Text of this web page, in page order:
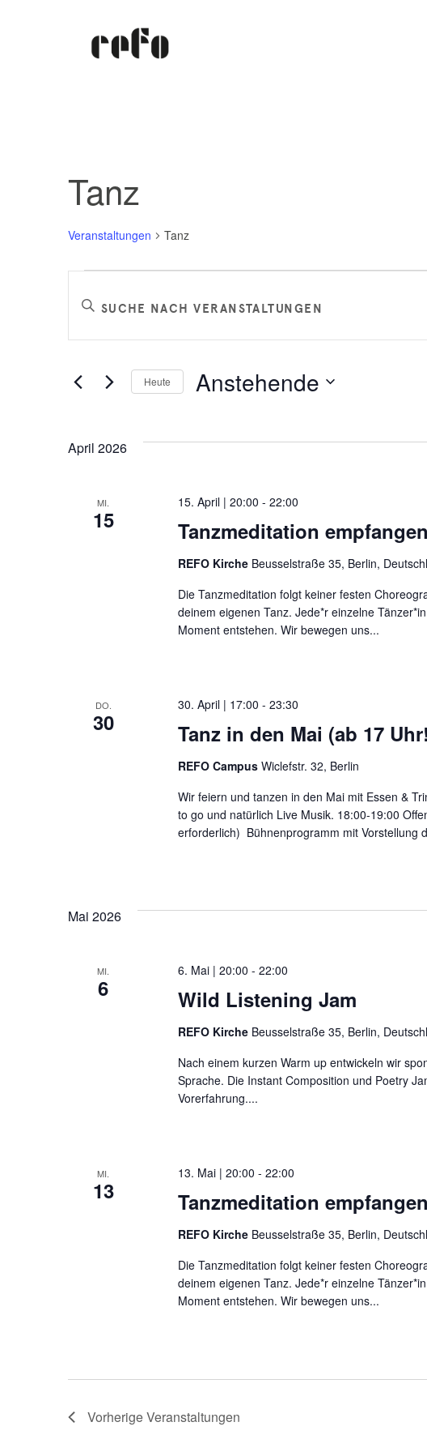
Tanz
Veranstaltungen Tanz
Veranstaltungen
Veranstaltungen
Suche
und
Ansichten,
Schlüsselwort
eingeben.
nach
Heute Anstehende
April 2026
MI.
15 Tanzmeditation
15. April | 20:00 - 22:00
REFO Kirche Beusselstraße 35, Berlin,
Die Tanzmeditation folgt keiner festen
deinem eigenen Tanz. Jede*r einzelne
Moment entstehen. Wir bewegen uns...
DO.
30 Tanz in den Mai (ab 17
30. April | 17:00 - 23:30
REFO Campus Wiclefstr. 32, Berlin
Wir feiern und tanzen in den Mai mit Essen &
to go und natürlich Live Musik. 18:00-19:00
erforderlich) Bühnenprogramm mit Vorstellung
Mai 2026
MI.
6 Wild Listening Jam
6. Mai | 20:00 - 22:00
REFO Kirche Beusselstraße 35, Berlin,
Nach einem kurzen Warm up entwickeln wir
Sprache. Die Instant Composition und Poetry
Vorerfahrung....
MI.
13 Tanzmeditation
13. Mai | 20:00 - 22:00
REFO Kirche Beusselstraße 35, Berlin,
Die Tanzmeditation folgt keiner festen
deinem eigenen Tanz. Jede*r einzelne
Moment entstehen. Wir bewegen uns...
VorherigeVeranstaltungen